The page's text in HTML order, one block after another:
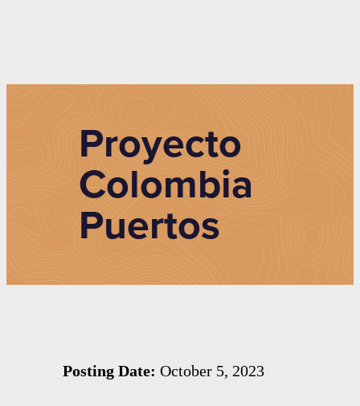
Proyecto
Colombia
Puertos
Posting Date: October 5, 2023